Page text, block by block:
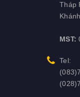
Tháp
MST:
Tel: